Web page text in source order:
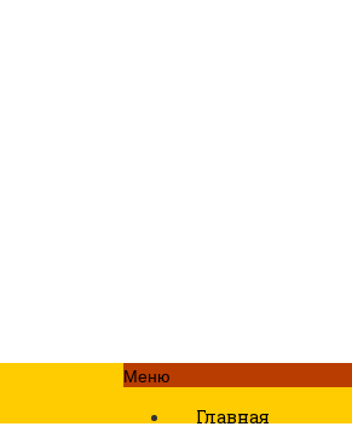
Меню
Главная